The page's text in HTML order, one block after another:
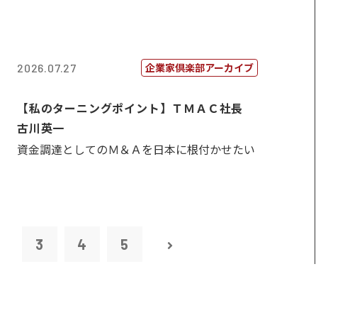
2026.07.27 企業家倶楽部アーカイブ
【私のターニングポイント】ＴＭＡＣ社長
古川英一
資金調達としてのＭ＆Ａを日本に根付かせたい
3 4 5